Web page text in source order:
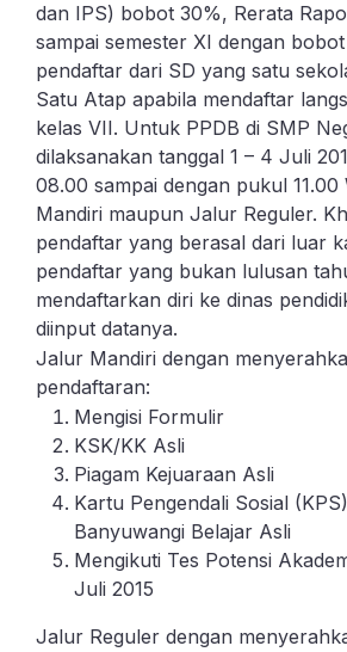
dan IPS) bobot 30%, Rerata
sampai semester XI dengan
pendaftar dari SD yang satu
Satu Atap apabila mendaftar
kelas VII. Untuk PPDB di SMP
dilaksanakan tanggal 1 – 4 Juli
08.00 sampai dengan pukul
Mandiri maupun Jalur Reguler.
pendaftar yang berasal dari luar
pendaftar yang bukan lulusan
mendaftarkan diri ke dinas
diinput datanya.
Jalur Mandiri dengan
pendaftaran:
Mengisi Formulir
KSK/KK Asli
Piagam Kejuaraan Asli
Kartu Pengendali Sosial
Banyuwangi Belajar Asli
Mengikuti Tes Potensi
Juli 2015
Jalur Reguler dengan